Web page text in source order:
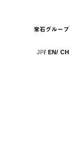
常石グループ
JP EN CH